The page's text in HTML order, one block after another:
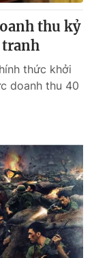
thu kỷ
tranh
thức khởi
doanh thu 40